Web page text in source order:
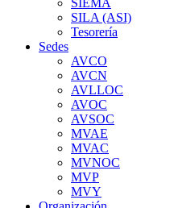
SILA (ASI)
Tesorería
Sedes
AVCO
AVCN
AVLLOC
AVOC
AVSOC
MVAE
MVAC
MVNOC
MVP
MVY